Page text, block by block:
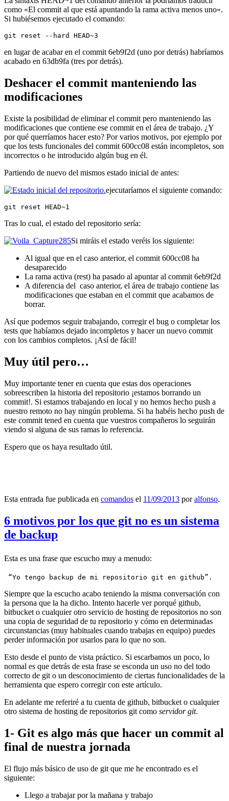
como «El commit al que está apuntando la rama activa menos uno».
Si hubiésemos ejecutado el comando:
git reset --hard HEAD~3
en lugar de acabar en el commit 6eb9f2d (uno por detrás) habríamos
acabado en 63db9fa (tres por detrás).
Deshacer el commit manteniendo las
modificaciones
Existe la posibilidad de eliminar el commit pero manteniendo las
modificaciones que contiene ese commit en el área de trabajo. ¿Y
por qué querríamos hacer esto? Por varios motivos, por ejemplo por
que los tests funcionales del commit 600cc08 están incompletos, son
incorrectos o he introducido algún bug en él.
Partiendo de nuevo del mismos estado inicial de antes:
ejecutaríamos el siguiente comando:
git reset HEAD~1
Tras lo cual, el estado del repositorio sería:
Si miráis el estado veréis los siguiente:
Al igual que en el caso anterior, el commit 600cc08 ha
desaparecido
La rama activa (rest) ha pasado al apuntar al commit 6eb9f2d
A diferencia del caso anterior, el área de trabajo contiene las
modificaciones que estaban en el commit que acabamos de
borrar.
Así que podemos seguir trabajando, corregir el bug o completar los
tests que habíamos dejado incompletos y hacer un nuevo commit
con los cambios completos. ¡Así de fácil!
Muy útil pero…
Muy importante tener en cuenta que estas dos operaciones
sobreescriben la historia del repositorio ¡estamos borrando un
commit!. Si estamos trabajando en local y no hemos hecho push a
nuestro remoto no hay ningún problema. Si ha habéis hecho push de
este commit tened en cuenta que vuestros compañeros lo seguirán
viendo si alguna de sus ramas lo referencia.
Espero que os haya resultado útil.
Esta entrada fue publicada en comandos el 11/09/2013 poralfonso.
6 motivos por los que git no es un sistema
de backup
Esta es una frase que escucho muy a menudo:
“Yo tengo backup de mi repositorio git en github”.
Siempre que la escucho acabo teniendo la misma conversación con
la persona que la ha dicho. Intento hacerle ver porqué github,
bitbucket o cualquier otro servicio de hosting de repositorios no son
una copia de seguridad de tu repositorio y cómo en determinadas
circunstancias (muy habituales cuando trabajas en equipo) puedes
perder información por usarlos para lo que no son.
Esto desde el punto de vista práctico. Si escarbamos un poco, lo
normal es que detrás de esta frase se esconda un uso no del todo
correcto de git o un desconocimiento de ciertas funcionalidades de la
herramienta que espero corregir con este artículo.
En adelante me referiré a tu cuenta de github, bitbucket o cualquier
otro sistema de hosting de repositorios git como servidor git.
1- Git es algo más que hacer un commit al
final de nuestra jornada
El flujo más básico de uso de git que me he encontrado es el
siguiente:
Llego a trabajar por la mañana y trabajo